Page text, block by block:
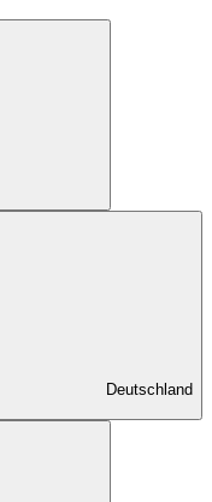
Deutschland